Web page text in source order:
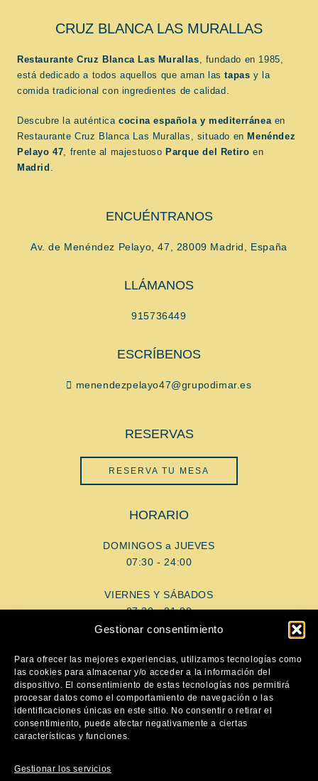
Gestionar consentimiento
Para ofrecer las mejores experiencias, utilizamos tecnologías como
las cookies para almacenar y/o acceder a la información del
dispositivo. El consentimiento de estas tecnologías nos permitirá
procesar datos como el comportamiento de navegación o las
identificaciones únicas en este sitio. No consentir o retirar el
consentimiento, puede afectar negativamente a ciertas
características y funciones.
Gestionar los servicios
CRUZ BLANCA LAS MURALLAS
Restaurante Cruz Blanca Las Murallas, fundado en 1985,
está dedicado a todos aquellos que aman lastapasy la
comida tradicional con ingredientes de calidad.
Descubre la auténticacocina española y mediterráneaen
Restaurante Cruz Blanca Las Murallas, situado en Menéndez
Pelayo 47, frente al majestuoso Parque del Retiro en
Madrid .
ENCUÉNTRANOS
Av. de Menéndez Pelayo, 47, 28009 Madrid, España
LLÁMANOS
915736449
ESCRÍBENOS
menendezpelayo47@grupodimar.es
RESERVAS
RESERVA TU MESA
HORARIO
DOMINGOS a JUEVES
07:30 - 24:00
VIERNES Y SÁBADOS
07:30 - 01:00
AYUDA
Aviso Legal
Política de privacidad
Política de cookies